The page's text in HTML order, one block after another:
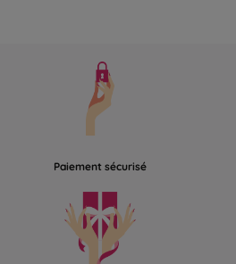
Paiement sécurisé